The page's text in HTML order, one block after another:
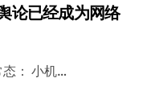
论已经成为网络
态： 小机…